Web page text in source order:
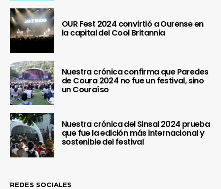
OUR Fest 2024 convirtió a Ourense en
la capital del Cool Britannia
Nuestra crónica confirma que Paredes
de Coura 2024 no fue un festival, sino
un Couraíso
Nuestra crónica del Sinsal 2024 prueba
que fue la edición más internacional y
sostenible del festival
REDES SOCIALES